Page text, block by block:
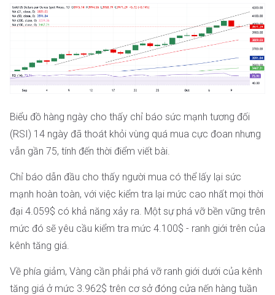
Biểu đồ hàng ngày cho thấy chỉ báo sức mạnh tương đối
(RSI) 14 ngày đã thoát khỏi vùng quá mua cực đoan nhưng
vẫn gần 75, tính đến thời điểm viết bài.
Chỉ báo dẫn đầu cho thấy người mua có thể lấy lại sức
mạnh hoàn toàn, với việc kiểm tra lại mức cao nhất mọi thời
đại 4.059$ có khả năng xảy ra. Một sự phá vỡ bền vững trên
mức đó sẽ yêu cầu kiểm tra mức 4.100$ - ranh giới trên của
kênh tăng giá.
Về phía giảm, Vàng cần phải phá vỡ ranh giới dưới của kênh
tăng giá ở mức 3.962$ trên cơ sở đóng cửa nến hàng tuần